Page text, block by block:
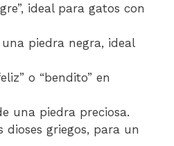
ideal para gatos con
piedra negra, ideal
o “bendito” en
una piedra preciosa.
dioses griegos, para un